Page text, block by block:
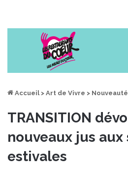
Accueil > Art de Vivre >
TRANSITION
nouveaux jus aux
estivales